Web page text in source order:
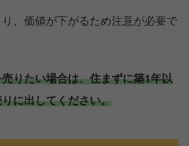
、価値が下がるため注意が必要で
りたい場合は、住まずに築1年以
に出してください。